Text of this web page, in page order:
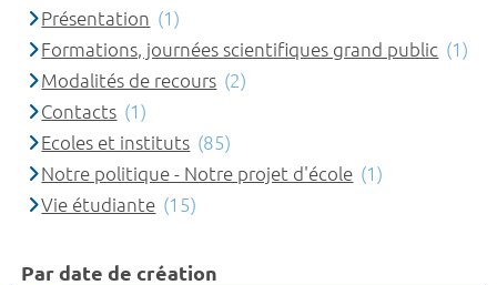
Présentation (1)
Formations, journées scientifiques grand public (1)
Modalités de recours (2)
Contacts (1)
Ecoles et instituts (85)
Notre politique - Notre projet d'école (1)
Vie étudiante (15)
Par date de création